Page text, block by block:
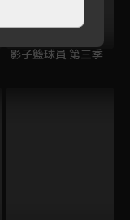
影子籃球員 第三季